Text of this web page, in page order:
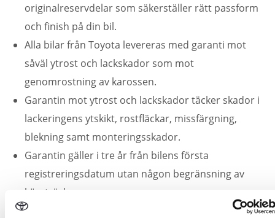
originalreservdelar som säkerställer rätt passform
och finish på din bil.
Alla bilar från Toyota levereras med garanti mot
såväl ytrost och lackskador som mot
genomrostning av karossen.
Garantin mot ytrost och lackskador täcker skador i
lackeringens ytskikt, rostfläckar, missfärgning,
blekning samt monteringsskador.
Garantin gäller i tre år från bilens första
registreringsdatum utan någon begränsning av
körsträckan.
Garantin mot genomrostning täcker skador där hål